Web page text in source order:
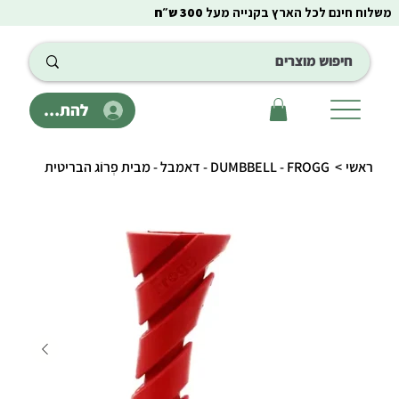
להתחבר
משלוח חינם לכל הארץ בקנייה מעל 300 ש״ח
ראשי > DUMBBELL - FROGG - דאמבל - מבית פְרוֹג הבריטית